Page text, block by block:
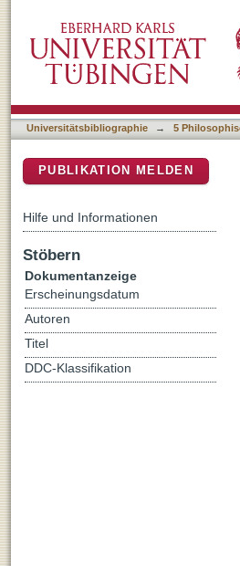
Universitätsbibliographie → 5
PUBLIKATION MELDEN
Hilfe und Informationen
Stöbern
Dokumentanzeige
Erscheinungsdatum
Autoren
Titel
DDC-Klassifikation